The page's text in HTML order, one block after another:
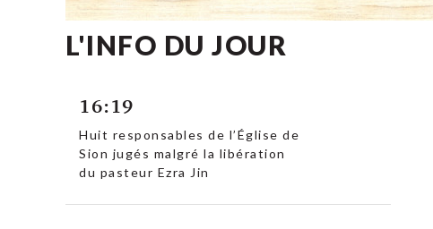
L'INFO DU JOUR
16:19
Huit responsables de l’Église de
Sion jugés malgré la libération
du pasteur Ezra Jin